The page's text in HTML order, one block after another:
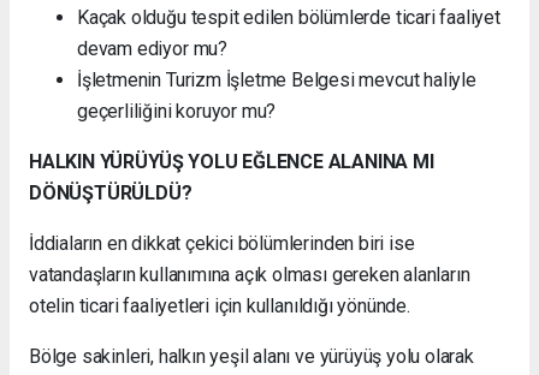
Kaçak olduğu tespit edilen bölümlerde ticari faaliyet
devam ediyor mu?
İşletmenin Turizm İşletme Belgesi mevcut haliyle
geçerliliğini koruyor mu?
HALKIN YÜRÜYÜŞ YOLU EĞLENCE ALANINA MI
DÖNÜŞTÜRÜLDÜ?
İddiaların en dikkat çekici bölümlerinden biri ise
vatandaşların kullanımına açık olması gereken alanların
otelin ticari faaliyetleri için kullanıldığı yönünde.
Bölge sakinleri, halkın yeşil alanı ve yürüyüş yolu olarak